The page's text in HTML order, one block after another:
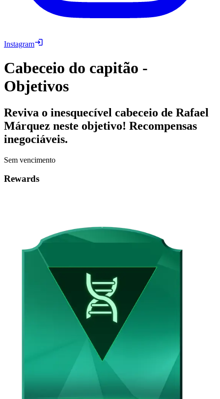
Instagram
Cabeceio do capitão -
Objetivos
Reviva o inesquecível cabeceio de Rafael
Márquez neste objetivo! Recompensas
inegociáveis.
Sem vencimento
Rewards